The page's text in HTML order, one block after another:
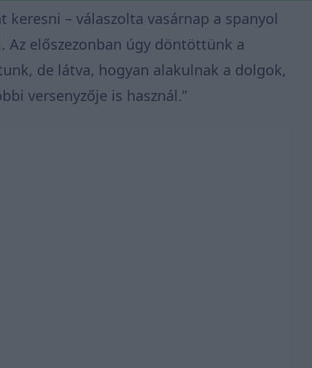
keresni – válaszolta vasárnap a spanyol
Az előszezonban úgy döntöttünk a
de látva, hogyan alakulnak a dolgok,
versenyzője is használ.”